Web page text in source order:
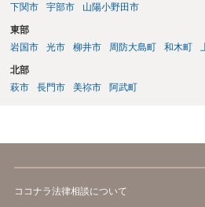
下関市
宇部市 山陽小野田市
東部
岩国市
光市 柳井市 周防大島町 和木町
北部
萩市
長門市 美祢市 阿武町
ココナラ法律相談について